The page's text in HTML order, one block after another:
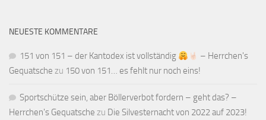
NEUESTE KOMMENTARE
151 von 151 – der Kantodex ist vollständig
– Herrchen's
Gequatsche zu 150 von 151… es fehlt nur noch eins!
Sportschütze sein, aber Böllerverbot fordern – geht das? –
Herrchen's Gequatsche zu Die Silvesternacht von 2022 auf 2023!